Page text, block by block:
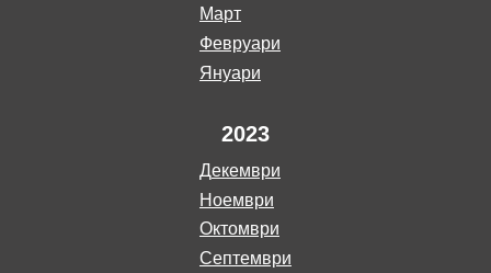
март
февруари
януари
2023
декември
ноември
октомври
септември